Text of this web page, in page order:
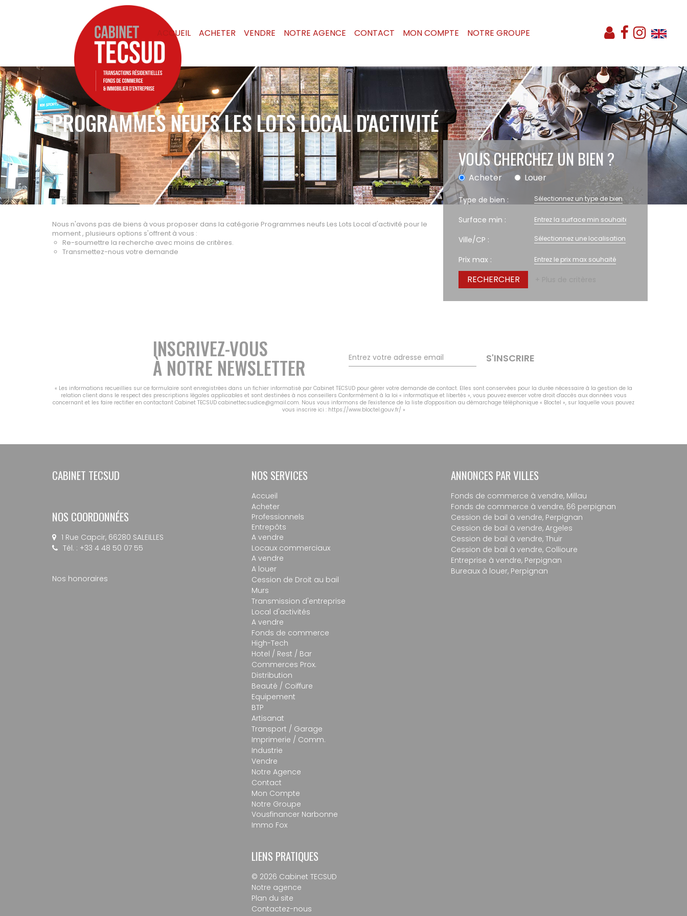
ACCUEIL ACHETER VENDRE NOTRE AGENCE CONTACT MON COMPTE NOTRE GROUPE
PROGRAMMES NEUFS LES LOTS LOCAL D'ACTIVITÉ
VOUS CHERCHEZ UN BIEN ?
Acheter Louer
Type de bien : Sélectionnez un type de bien
Surface min :
Ville/CP :
Sélectionnez une localisation
Prix max :
Nous n'avons pas de biens à vous proposer dans la catégorie Programmes neufs Les Lots Local d'activité pour le
moment , plusieurs options s'offrent à vous :
Re-soumettre la recherche avec moins de critères.
Transmettez-nous votre demande
INSCRIVEZ-VOUS
À NOTRE NEWSLETTER S'INSCRIRE
« Les informations recueillies sur ce formulaire sont enregistrées dans un fichier informatisé par Cabinet TECSUD pour gérer votre demande de contact. Elles sont conservées pour la durée nécessaire à la gestion de la
relation client dans le respect des prescriptions légales applicables et sont destinées à nos conseillers Conformément à la loi « informatique et libertés », vous pouvez exercer votre droit d'accès aux données vous
concernant et les faire rectifier en contactant Cabinet TECSUD cabinettecsudice@gmail.com. Nous vous informons de l'existence de la liste d'opposition au démarchage téléphonique « Bloctel », sur laquelle vous pouvez
vous inscrire ici : https://www.bloctel.gouv.fr/ »
CABINET TECSUD
NOS COORDONNÉES
1 Rue Capcir, 66280 SALEILLES
Tél. : +33 4 48 50 07 55
Nos honoraires
NOS SERVICES
Accueil
Acheter
Professionnels
Entrepôts
A vendre
Locaux commerciaux
A vendre
A louer
Cession de Droit au bail
Murs
Transmission d'entreprise
Local d'activités
A vendre
Fonds de commerce
High-Tech
Hotel / Rest / Bar
Commerces Prox.
Distribution
Beauté / Coiffure
Equipement
BTP
Artisanat
Transport / Garage
Imprimerie / Comm.
Industrie
Vendre
Notre Agence
Contact
Mon Compte
Notre Groupe
Vousfinancer Narbonne
Immo Fox
LIENS PRATIQUES
© 2026 Cabinet TECSUD
Notre agence
Plan du site
Contactez-nous
ANNONCES PAR VILLES
Fonds de commerce à vendre, Millau
Fonds de commerce à vendre, 66 perpignan
Cession de bail à vendre, Perpignan
Cession de bail à vendre, Argeles
Cession de bail à vendre, Thuir
Cession de bail à vendre, Collioure
Entreprise à vendre, Perpignan
Bureaux à louer, Perpignan